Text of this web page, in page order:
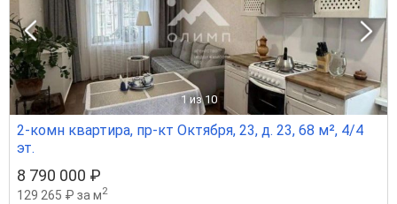
1 из 10
2-комн квартира, пр-кт Октября, 23, д. 23, 68 м², 4/4
эт.
8 790 000 ₽
129 265 ₽ за м2